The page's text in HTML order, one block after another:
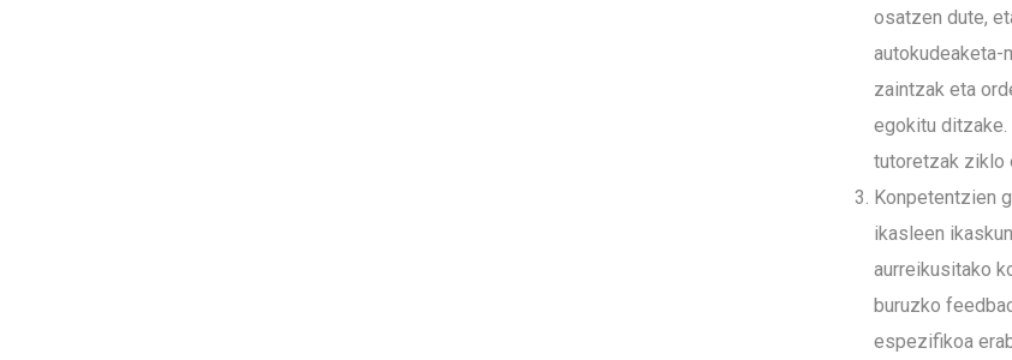
osatzen dute,
autokudeaketa-
zaintzak eta
egokitu ditzake.
tutoretzak ziklo
Konpetentzien
ikasleen
aurreikusitako
buruzko
espezifikoa